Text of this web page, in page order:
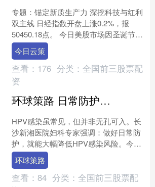
专题：锚定新质生产力 深挖科技与红利
双主线 日经指数开盘上涨0.2%，报
50450.18点。 今日美股市场因圣诞节休
市一日。洲际交易所旗下布伦特原油期
货合约全天....
今日云策
查看： 176 分类： 全国前三股票配
资
环球策路 日常防护击退HPV!长沙新湘医院分享女性健康守护指南
HPV感染虽常见，但并非无孔可入。长
沙新湘医院妇科专家强调：做好日常防
护，就能大幅降低HPV感染风险。今
天，就为大家分享一份实用的日常健康
守护指南，帮助女性朋友....
环球策路
查看： 84 分类： 全国前三股票配